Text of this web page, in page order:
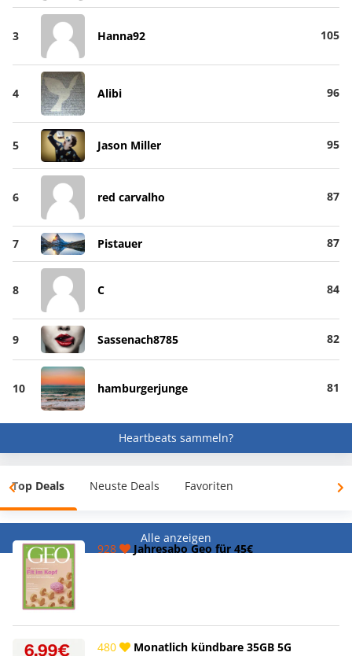
3 Hanna92 105
4 Alibi 96
5 Jason Miller 95
6 red carvalho 87
7 Pistauer 87
8 C 84
9 Sassenach8785 82
10 hamburgerjunge 81
Heartbeats sammeln?
Top Deals Neuste Deals Favoriten
Alle anzeigen
928 Jahresabo Geo für 45€
480
Monatlich kündbare 35GB 5G